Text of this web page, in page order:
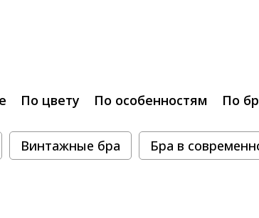
По цвету По особенностям По
Винтажные бра Бра в